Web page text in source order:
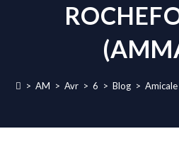
> AM > Avr > 6 > Blog >